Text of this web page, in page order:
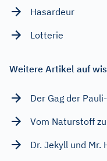
Hasardeur
Lotterie
Weitere Artikel auf
Der Gag der
Vom Naturstoff
Dr. Jekyll und Mr.